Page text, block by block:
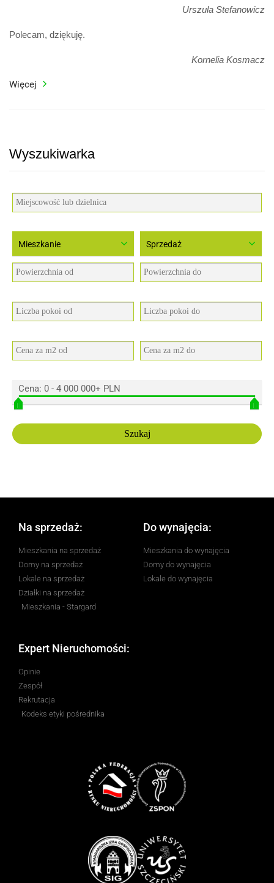
Urszula Stefanowicz
Polecam, dziękuję.
Kornelia Kosmacz
Więcej
Wyszukiwarka
Mieszkanie Sprzedaż
Cena: 0 - 4 000 000+ PLN
Na sprzedaż:
Mieszkania na sprzedaż
Domy na sprzedaż
Lokale na sprzedaż
Działki na sprzedaż
Mieszkania - Stargard
Do wynajęcia:
Mieszkania do wynajęcia
Domy do wynajęcia
Lokale do wynajęcia
Expert Nieruchomości:
Opinie
Zespół
Rekrutacja
Kodeks etyki pośrednika